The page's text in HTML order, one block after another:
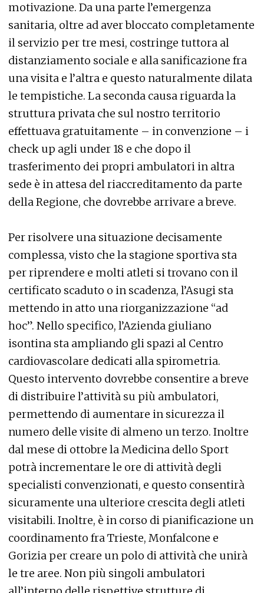
motivazione. Da una parte l’emergenza
sanitaria, oltre ad aver bloccato completamente
il servizio per tre mesi, costringe tuttora al
distanziamento sociale e alla sanificazione fra
una visita e l’altra e questo naturalmente dilata
le tempistiche. La seconda causa riguarda la
struttura privata che sul nostro territorio
effettuava gratuitamente – in convenzione – i
check up agli under 18 e che dopo il
trasferimento dei propri ambulatori in altra
sede è in attesa del riaccreditamento da parte
della Regione, che dovrebbe arrivare a breve.
Per risolvere una situazione decisamente
complessa, visto che la stagione sportiva sta
per riprendere e molti atleti si trovano con il
certificato scaduto o in scadenza, l’Asugi sta
mettendo in atto una riorganizzazione “ad
hoc”. Nello specifico, l’Azienda giuliano
isontina sta ampliando gli spazi al Centro
cardiovascolare dedicati alla spirometria.
Questo intervento dovrebbe consentire a breve
di distribuire l’attività su più ambulatori,
permettendo di aumentare in sicurezza il
numero delle visite di almeno un terzo. Inoltre
dal mese di ottobre la Medicina dello Sport
potrà incrementare le ore di attività degli
specialisti convenzionati, e questo consentirà
sicuramente una ulteriore crescita degli atleti
visitabili. Inoltre, è in corso di pianificazione un
coordinamento fra Trieste, Monfalcone e
Gorizia per creare un polo di attività che unirà
le tre aree. Non più singoli ambulatori